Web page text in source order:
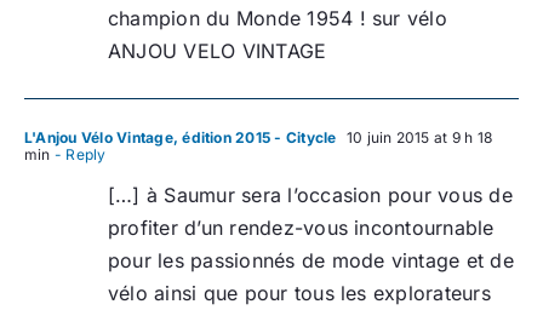
champion du Monde 1954 ! sur vélo
ANJOU VELO VINTAGE
L'Anjou Vélo Vintage, édition 2015 - Citycle 10 juin 2015 at 9 h 18
min - Reply
[…] à Saumur sera l’occasion pour vous de
profiter d’un rendez-vous incontournable
pour les passionnés de mode vintage et de
vélo ainsi que pour tous les explorateurs